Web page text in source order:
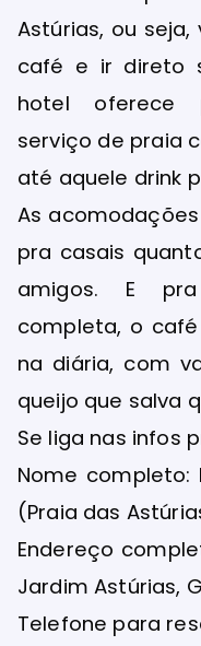
Astúrias, ou
café e ir direto
hotel oferece
serviço de praia
até aquele drink
As
pra casais
amigos. E
completa, o
na diária, com
queijo que salva
Se liga nas infos
Nome completo:
(Praia das
Endereço
Jardim Astúrias,
Telefone para